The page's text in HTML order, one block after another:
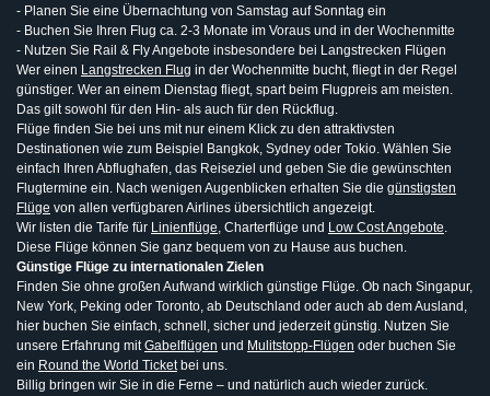
- Planen Sie eine Übernachtung von Samstag auf Sonntag ein
- Buchen Sie Ihren Flug ca. 2-3 Monate im Voraus und in der Wochenmitte
- Nutzen Sie Rail & Fly Angebote insbesondere bei Langstrecken Flügen
Wer einen Langstrecken Flug in der Wochenmitte bucht, fliegt in der Regel
günstiger. Wer an einem Dienstag fliegt, spart beim Flugpreis am meisten.
Das gilt sowohl für den Hin- als auch für den Rückflug.
Flüge finden Sie bei uns mit nur einem Klick zu den attraktivsten
Destinationen wie zum Beispiel Bangkok, Sydney oder Tokio. Wählen Sie
einfach Ihren Abflughafen, das Reiseziel und geben Sie die gewünschten
Flugtermine ein. Nach wenigen Augenblicken erhalten Sie die günstigsten
Flüge von allen verfügbaren Airlines übersichtlich angezeigt.
Wir listen die Tarife für Linienflüge, Charterflüge und Low Cost Angebote.
Diese Flüge können Sie ganz bequem von zu Hause aus buchen.
Günstige Flüge zu internationalen Zielen
Finden Sie ohne großen Aufwand wirklich günstige Flüge. Ob nach Singapur,
New York, Peking oder Toronto, ab Deutschland oder auch ab dem Ausland,
hier buchen Sie einfach, schnell, sicher und jederzeit günstig. Nutzen Sie
unsere Erfahrung mitGabelflügen und Mulitstopp-Flügen oder buchen Sie
ein Round the World Ticketbei uns.
Billig bringen wir Sie in die Ferne – und natürlich auch wieder zurück.